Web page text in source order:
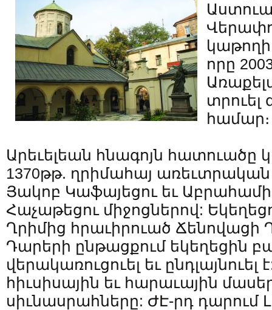
որը
տրուել
համար։
Արեւելեան հնագոյն հատուածը
1370թթ. ղրիմահայ
Յակոբ Կաֆայեցու եւ
Հաչաթեցու միջոցներով:
Ղրիմից հրաւիրուած Ճենովացի
Դարերի ընթացքում եկեղեցին
վերակառուցուել եւ ընդլայնուել
հիւսիսային եւ հարաւային
սիւնասրահները: ԺԷ-րդ դարում